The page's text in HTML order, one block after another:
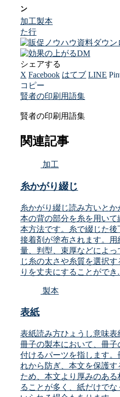
加工製本
た行
シェアする
X Facebook はてブ LINE
コピー
賢者の印刷用語集
賢者の印刷用語集
関連記事
加工
糸かがり綴じ
糸かがり綴じ読み方いとか
本の背の部分を糸を用いて
本方法です。糸で綴じた後
接着剤が塗布されます。用
量、判型、束厚などによっ
じ糸の太さや糸質を選択す
りを丈夫にすることができ
製本
表紙
表紙読み方ひょうし意味表
冊子の製本において、冊子
付けるパーツを指します。
れから防ぎ、本文を保護す
ため、本文より厚みのあ
ることが多く、紙だけでな